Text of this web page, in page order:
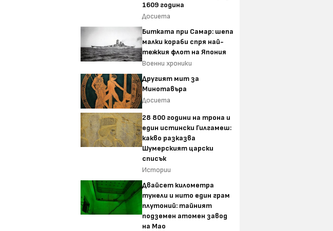
1609 година
Досиета
Битката при Самар: шепа
малки кораби спря най-
тежкия флот на Япония
Военни хроники
Другият мит за
Минотавъра
Досиета
28 800 години на трона и
един истински Гилгамеш:
какво разказва
Шумерският царски
списък
Истории
Двайсет километра
тунели и нито един грам
плутоний: тайният
подземен атомен завод
на Мао